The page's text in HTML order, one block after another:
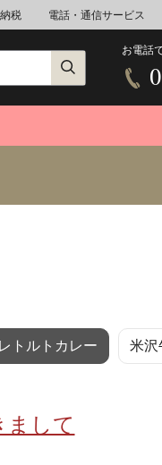
税 電話・通信サービス
お電話
ゆ
トルトカレー 米沢
まして